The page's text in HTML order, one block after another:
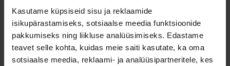
Kasutame küpsiseid sisu ja reklaamide
isikupärastamiseks, sotsiaalse meedia funktsioonide
pakkumiseks ning liikluse analüüsimiseks. Edastame
teavet selle kohta, kuidas meie saiti kasutate, ka oma
sotsiaalse meedia, reklaami- ja analüüsipartneritele, kes
Optimeeritud tootlikkus